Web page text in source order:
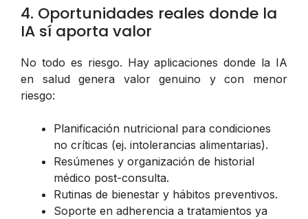
4. Oportunidades reales donde la
IA sí aporta valor
No todo es riesgo. Hay aplicaciones donde la IA
en salud genera valor genuino y con menor
riesgo:
Planificación nutricional para condiciones
no críticas (ej. intolerancias alimentarias).
Resúmenes y organización de historial
médico post-consulta.
Rutinas de bienestar y hábitos preventivos.
Soporte en adherencia a tratamientos ya